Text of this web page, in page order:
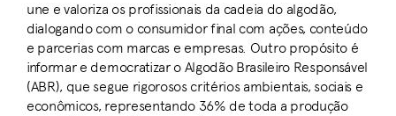
une e valoriza os profissionais da cadeia do algodão,
dialogando com o consumidor final com ações, conteúdo
e parcerias com marcas e empresas. Outro propósito é
informar e democratizar o Algodão Brasileiro Responsável
(ABR), que segue rigorosos critérios ambientais, sociais e
econômicos, representando 36% de toda a produção